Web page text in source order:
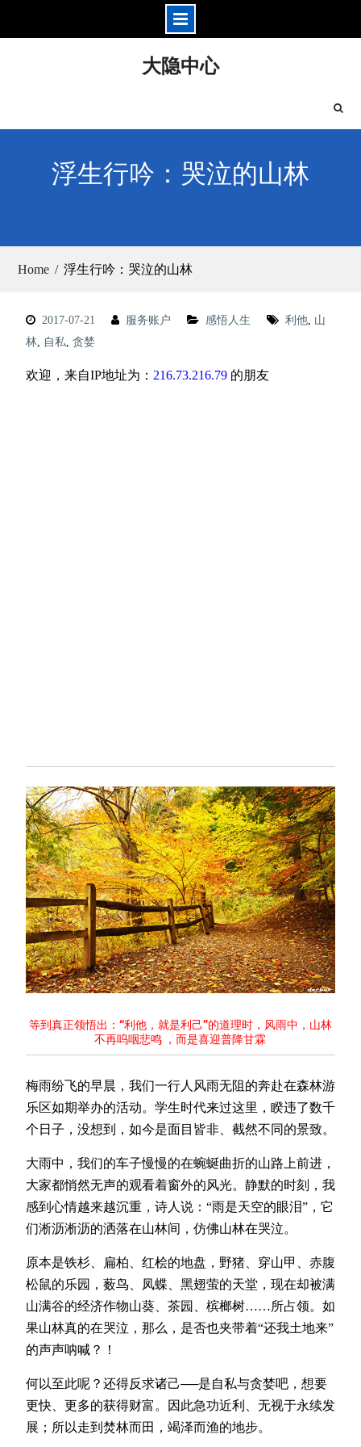
大隐中心
浮生行吟：哭泣的山林
Home 浮生行吟：哭泣的山林
2017-07-21 服务账户 感悟人生 利他, 山
林, 自私, 贪婪
欢迎，来自IP地址为： 216.73.216.79的朋友
等到真正领悟出：“利他，就是利己”的道理时，风雨中，山林
不再呜咽悲鸣 ，而是喜迎普降甘霖
梅雨纷飞的早晨，我们一行人风雨无阻的奔赴在森林游
乐区如期举办的活动。学生时代来过这里，睽违了数千
个日子，没想到，如今是面目皆非、截然不同的景致。
大雨中，我们的车子慢慢的在蜿蜒曲折的山路上前进，
大家都悄然无声的观看着窗外的风光。静默的时刻，我
感到心情越来越沉重，诗人说：“雨是天空的眼泪”，它
们淅沥淅沥的洒落在山林间，仿佛山林在哭泣。
原本是铁杉、扁柏、红桧的地盘，野猪、穿山甲、赤腹
松鼠的乐园，薮鸟、凤蝶、黑翅萤的天堂，现在却被满
山满谷的经济作物山葵、茶园、槟榔树……所占领。如
果山林真的在哭泣，那么，是否也夹带着“还我土地来”
的声声呐喊？！
何以至此呢？还得反求诸己──是自私与贪婪吧，想要
更快、更多的获得财富。因此急功近利、无视于永续发
展；所以走到焚林而田，竭泽而渔的地步。